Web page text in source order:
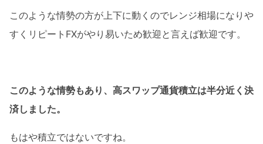
このような情勢の方が上下に動くのでレンジ相場になりや
すくリピートFXがやり易いため歓迎と言えば歓迎です。
このような情勢もあり、高スワップ通貨積立は半分近く決
済しました。
もはや積立ではないですね。